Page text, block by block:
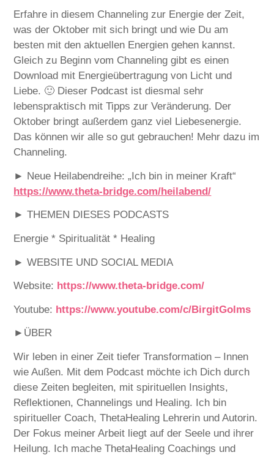
RSS FEED
LINK
Erfahre in diesem Channeling zur Energie der Zeit,
was der Oktober mit sich bringt und wie Du am
besten mit den aktuellen Energien gehen kannst.
Gleich zu Beginn vom Channeling gibt es einen
Download mit Energieübertragung von Licht und
Liebe. 🙂 Dieser Podcast ist diesmal sehr
lebenspraktisch mit Tipps zur Veränderung. Der
Oktober bringt außerdem ganz viel Liebesenergie.
Das können wir alle so gut gebrauchen! Mehr dazu im
Channeling.
► Neue Heilabendreihe: „Ich bin in meiner Kraft“
https://www.theta-bridge.com/heilabend/
► THEMEN DIESES PODCASTS
Energie * Spiritualität * Healing
► WEBSITE UND SOCIAL MEDIA
Website: https://www.theta-bridge.com/
Youtube: https://www.youtube.com/c/BirgitGolms
►ÜBER
Wir leben in einer Zeit tiefer Transformation – Innen
wie Außen. Mit dem Podcast möchte ich Dich durch
diese Zeiten begleiten, mit spirituellen Insights,
Reflektionen, Channelings und Healing. Ich bin
spiritueller Coach, ThetaHealing Lehrerin und Autorin.
Der Fokus meiner Arbeit liegt auf der Seele und ihrer
Heilung. Ich mache ThetaHealing Coachings und